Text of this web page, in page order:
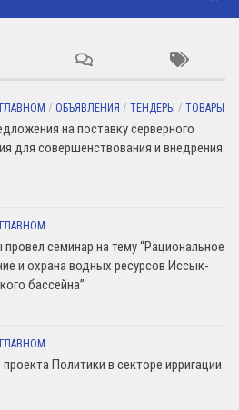
/ ОБЪЯВЛЕНИЯ / ТЕНДЕРЫ / ТОВАРЫ
на поставку серверного
для совершенствования и внедрения
семинар на тему “Рациональное
и охрана водных ресурсов Иссык-
бассейна”
Политики в секторе ирригации